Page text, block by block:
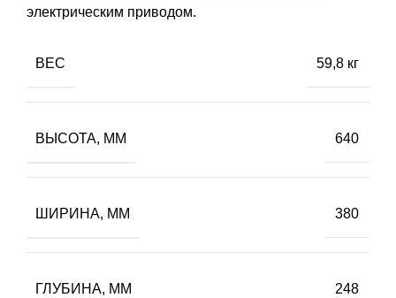
электрическим приводом.
ВЕС 59,8 кг
ВЫСОТА, ММ 640
ШИРИНА, ММ 380
ГЛУБИНА, ММ 248